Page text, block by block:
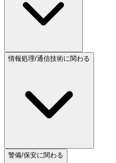
情報処理/通信技術に関わる
警備/保安に関わる